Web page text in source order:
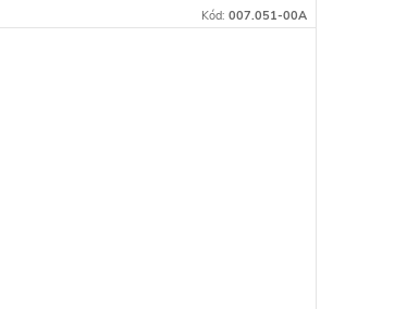
Kód: 007.051-00A